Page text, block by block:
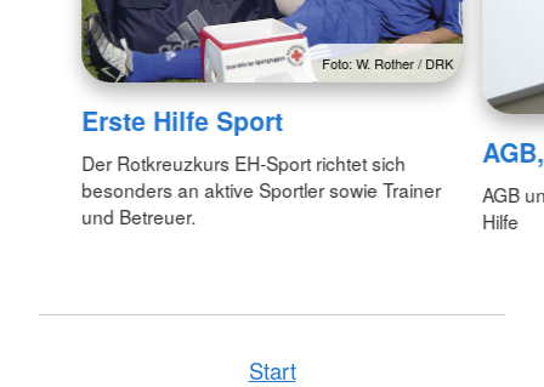
Foto: W. Rother / DRK
Erste Hilfe Sport
Der Rotkreuzkurs EH‑Sport richtet sich
besonders an aktive Sportler sowie Trainer
und Betreuer.
AGB
Hilfe
Start